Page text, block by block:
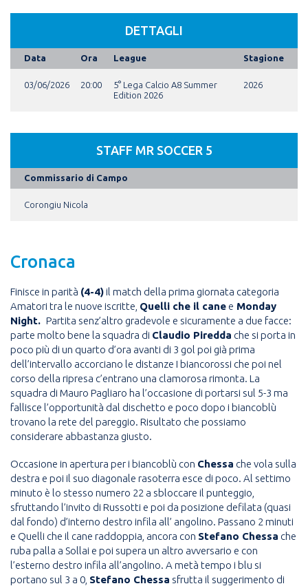
DETTAGLI
Data Ora League Stagione
03/06/2026 20:00
5° Lega Calcio A8 Summer
Edition 2026
2026
STAFF MR SOCCER 5
Commissario di Campo
Corongiu Nicola
Cronaca
Finisce in parità (4-4)il match della prima giornata categoria
Amatori tra le nuove iscritte, Quelli che il cane e Monday
Night. Partita senz’altro gradevole e sicuramente a due facce:
parte molto bene la squadra di Claudio Piredda che si porta in
poco più di un quarto d’ora avanti di 3 gol poi già prima
dell’intervallo accorciano le distanze I biancorossi che poi nel
corso della ripresa c’entrano una clamorosa rimonta. La
squadra di Mauro Pagliaro ha l’occasione di portarsi sul 5-3 ma
fallisce l’opportunità dal dischetto e poco dopo i biancoblù
trovano la rete del pareggio. Risultato che possiamo
considerare abbastanza giusto.
Occasione in apertura per i biancoblù con Chessa che vola sulla
destra e poi il suo diagonale rasoterra esce di poco. Al settimo
minuto è lo stesso numero 22 a sbloccare il punteggio,
sfruttando l’invito di Russotti e poi da posizione defilata (quasi
dal fondo) d’interno destro infila all’ angolino. Passano 2 minuti
e Quelli che il cane raddoppia, ancora con Stefano Chessa che
ruba palla a Sollai e poi supera un altro avversario e con
l’esterno destro infila all’angolino. A metà tempo i blu si
portano sul 3 a 0, Stefano Chessa sfrutta il suggerimento di